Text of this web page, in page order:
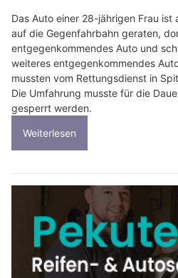
Das Auto einer 28-jährigen Frau ist
auf die Gegenfahrbahn geraten,
entgegenkommendes Auto und
weiteres entgegenkommendes
mussten vom Rettungsdienst in
Die Umfahrung musste für die
gesperrt werden.
Weiterlesen